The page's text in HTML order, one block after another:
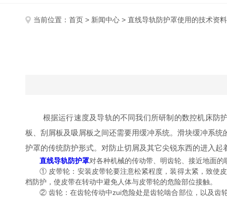
当前位置： 首页 > 新闻中心 > 直线导轨防护罩使用的技术资
根据运行速度及导轨的不同我们所研制的数控机床防护
板、刮屑板及吸屑板之间还需要用缓冲系统。滑块缓冲系
护罩的传统防护形式。对防止切屑及其它尖锐东西的进入
直线导轨防护罩对各种机械的传动带、明齿轮、接近地面
① 皮带轮：安装皮带轮要注意松紧程度，装得太紧，致使皮
档防护，使皮带在转动中避免人体与皮带轮的危险部位接触。
② 齿轮：在齿轮传动中zui危险处是齿轮啮合部位，以及齿轮